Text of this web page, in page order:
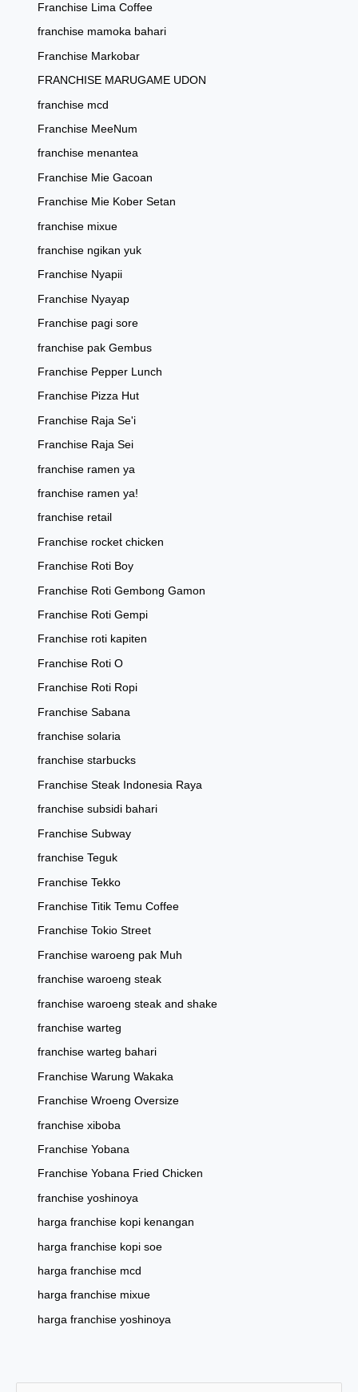
Franchise Lima Coffee
franchise mamoka bahari
Franchise Markobar
FRANCHISE MARUGAME UDON
franchise mcd
Franchise MeeNum
franchise menantea
Franchise Mie Gacoan
Franchise Mie Kober Setan
franchise mixue
franchise ngikan yuk
Franchise Nyapii
Franchise Nyayap
Franchise pagi sore
franchise pak Gembus
Franchise Pepper Lunch
Franchise Pizza Hut
Franchise Raja Se'i
Franchise Raja Sei
franchise ramen ya
franchise ramen ya!
franchise retail
Franchise rocket chicken
Franchise Roti Boy
Franchise Roti Gembong Gamon
Franchise Roti Gempi
Franchise roti kapiten
Franchise Roti O
Franchise Roti Ropi
Franchise Sabana
franchise solaria
franchise starbucks
Franchise Steak Indonesia Raya
franchise subsidi bahari
Franchise Subway
franchise Teguk
Franchise Tekko
Franchise Titik Temu Coffee
Franchise Tokio Street
Franchise waroeng pak Muh
franchise waroeng steak
franchise waroeng steak and shake
franchise warteg
franchise warteg bahari
Franchise Warung Wakaka
Franchise Wroeng Oversize
franchise xiboba
Franchise Yobana
Franchise Yobana Fried Chicken
franchise yoshinoya
harga franchise kopi kenangan
harga franchise kopi soe
harga franchise mcd
harga franchise mixue
harga franchise yoshinoya